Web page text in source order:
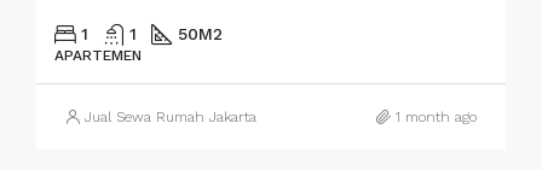
1 1 50M2
APARTEMEN
Jual Sewa Rumah Jakarta 1 month ago